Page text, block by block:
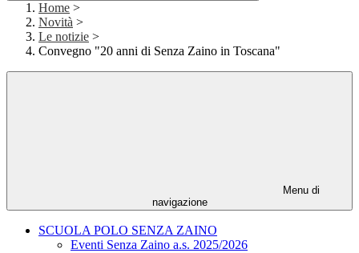
Home >
Novità >
Le notizie >
Convegno "20 anni di Senza Zaino in Toscana"
Menu di
navigazione
SCUOLA POLO SENZA ZAINO
Eventi Senza Zaino a.s. 2025/2026